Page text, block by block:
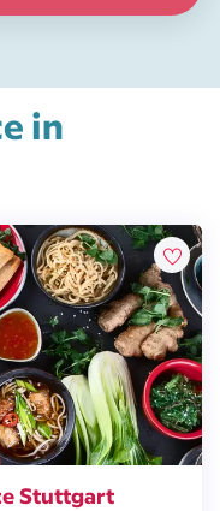
in
Stuttgart